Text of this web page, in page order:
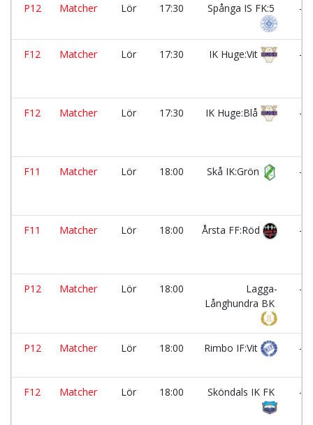
P12 Matcher Lör 17:30 Spånga IS FK:5 -
F12 Matcher Lör 17:30 IK Huge:Vit -
F12 Matcher Lör 17:30 IK Huge:Blå -
F11 Matcher Lör 18:00 Skå IK:Grön -
F11 Matcher Lör 18:00 Årsta FF:Röd -
P12 Matcher Lör 18:00
Lagga-
Långhundra BK
-
P12 Matcher Lör 18:00 Rimbo IF:Vit -
F12 Matcher Lör 18:00 Sköndals IK FK -